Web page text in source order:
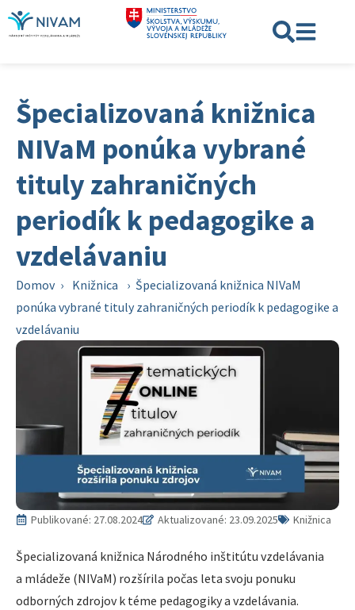
Špecializovaná knižnica
NIVaM ponúka vybrané
tituly zahraničných
periodík k pedagogike a
vzdelávaniu
Domov › Knižnica › Špecializovaná knižnica NIVaM
ponúka vybrané tituly zahraničných periodík k pedagogike a
vzdelávaniu
Publikované: 27.08.2024 Aktualizované: 23.09.2025 Knižnica
Špecializovaná knižnica Národného inštitútu vzdelávania
a mládeže (NIVaM) rozšírila počas leta svoju ponuku
odborných zdrojov k téme pedagogiky a vzdelávania.